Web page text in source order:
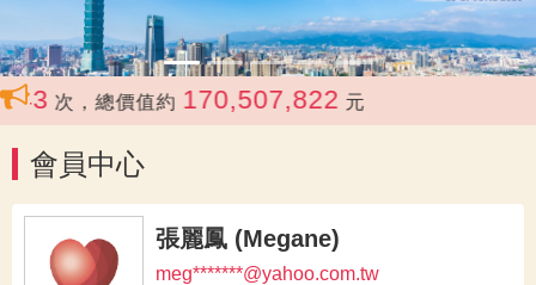
次，總價值約 170,507,822 元
會員中心
張麗鳳 (Megane)
meg*******@yahoo.com.tw